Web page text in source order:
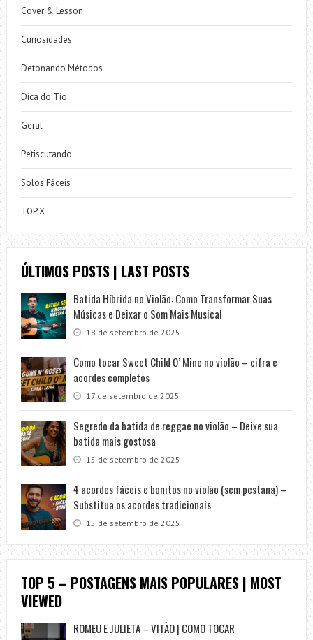
Cover & Lesson
Curiosidades
Detonando Métodos
Dica do Tio
Geral
Petiscutando
Solos Fáceis
TOP X
ÚLTIMOS POSTS | LAST POSTS
Batida Híbrida no Violão: Como Transformar Suas
Músicas e Deixar o Som Mais Musical
18 de setembro de 2025
Como tocar Sweet Child O’ Mine no violão – cifra e
acordes completos
17 de setembro de 2025
Segredo da batida de reggae no violão – Deixe sua
batida mais gostosa
15 de setembro de 2025
4 acordes fáceis e bonitos no violão (sem pestana) –
Substitua os acordes tradicionais
15 de setembro de 2025
TOP 5 – POSTAGENS MAIS POPULARES | MOST
VIEWED
ROMEU E JULIETA – VITÃO | COMO TOCAR